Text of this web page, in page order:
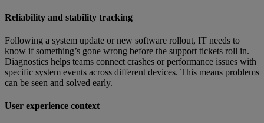
Reliability and stability tracking
Following a system update or new software rollout, IT needs to
know if something’s gone wrong before the support tickets roll in.
Diagnostics helps teams connect crashes or performance issues with
specific system events across different devices. This means problems
can be seen and solved early.
User experience context